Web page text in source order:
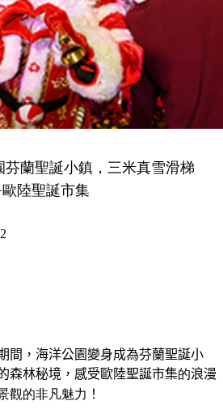
芬蘭聖誕小鎮，三米真雪滑梯
歐陸聖誕市集
間，海洋公園變身成為芬蘭聖誕小
森林秘境，感受歐陸聖誕市集的浪漫
觀的非凡魅力 ！